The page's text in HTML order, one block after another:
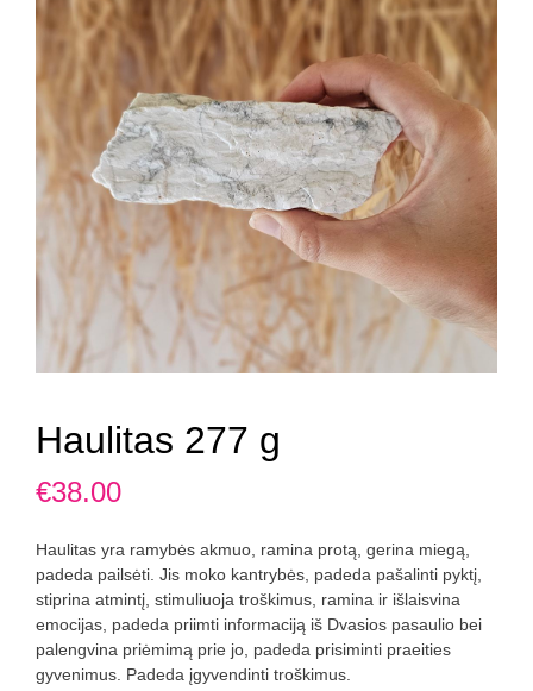
Haulitas 277 g
€38.00
Haulitas yra ramybės akmuo, ramina protą, gerina miegą,
padeda pailsėti. Jis moko kantrybės, padeda pašalinti pyktį,
stiprina atmintį, stimuliuoja troškimus, ramina ir išlaisvina
emocijas, padeda priimti informaciją iš Dvasios pasaulio bei
palengvina priėmimą prie jo, padeda prisiminti praeities
gyvenimus. Padeda įgyvendinti troškimus.